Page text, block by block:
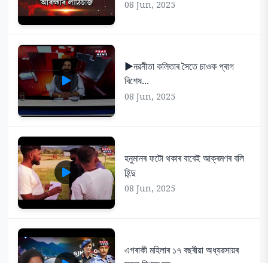
08 Jun, 2025
▶️নৱনীতা কলিতাৰ সৈতে চাওক প্ৰাগ
বিশেষ...
08 Jun, 2025
হনুমানৰ ফটো থকাৰ বাবেই আক্ৰমণৰ বলি
হিন্দু
08 Jun, 2025
এগৰাকী মহিলাৰ ১৭ বছৰীয়া অধ্যৱসায়ৰ